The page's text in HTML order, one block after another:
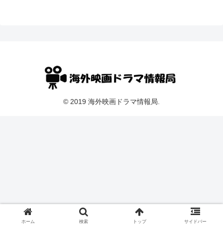
© 2019 海外映画ドラマ情報局.
ホーム 検索 トップ サイドバー